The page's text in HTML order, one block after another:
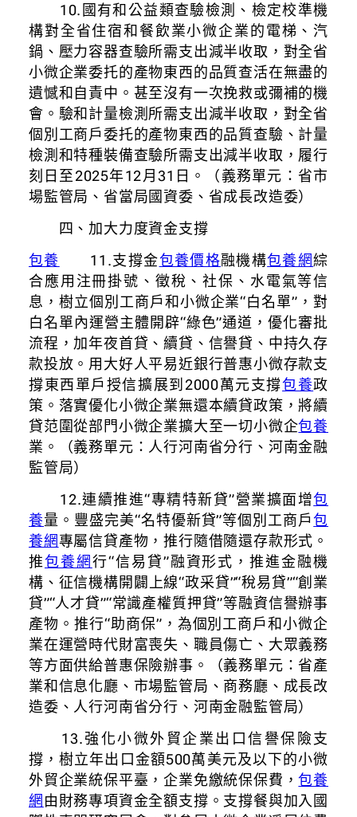
10.國有和公益類查驗檢測、檢定校準機
構對全省住宿和餐飲業小微企業的電梯、汽
鍋、壓力容器查驗所需支出減半收取，對全省
小微企業委托的產物東西的品質查活在無盡的
遺憾和自責中。甚至沒有一次挽救或彌補的機
會。驗和計量檢測所需支出減半收取，對全省
個別工商戶委托的產物東西的品質查驗、計量
檢測和特種裝備查驗所需支出減半收取，履行
刻日至2025年12月31日。（義務單元：省市
場監管局、省當局國資委、省成長改造委）
四、加大力度資金支撐
包養 11.支撐金包養價格融機構包養網綜
合應用注冊掛號、徵稅、社保、水電氣等信
息，樹立個別工商戶和小微企業“白名單”，對
白名單內運營主體開辟“綠色”通道，優化審批
流程，加年夜首貸、續貸、信譽貸、中持久存
款投放。用大好人平易近銀行普惠小微存款支
撐東西單戶授信擴展到2000萬元支撐包養政
策。落實優化小微企業無還本續貸政策，將續
貸范圍從部門小微企業擴大至一切小微企包養
業。（義務單元：人行河南省分行、河南金融
監管局）
12.連續推進“專精特新貸”營業擴面增包
養量。豐盛完美“名特優新貸”等個別工商戶包
養網專屬信貸產物，推行隨借隨還存款形式。
推包養網行“信易貸”融資形式，推進金融機
構、征信機構開闢上線“政采貸”“稅易貸”“創業
貸”“人才貸”“常識產權質押貸”等融資信譽辦事
產物。推行“助商保”，為個別工商戶和小微企
業在運營時代財富喪失、職員傷亡、大眾義務
等方面供給普惠保險辦事。（義務單元：省產
業和信息化廳、市場監管局、商務廳、成長改
造委、人行河南省分行、河南金融監管局）
13.強化小微外貿企業出口信譽保險支
撐，樹立年出口金額500萬美元及以下的小微
外貿企業統保平臺，企業免繳統保保費，包養
網 由財務專項資金全額支撐。支撐餐與加入國